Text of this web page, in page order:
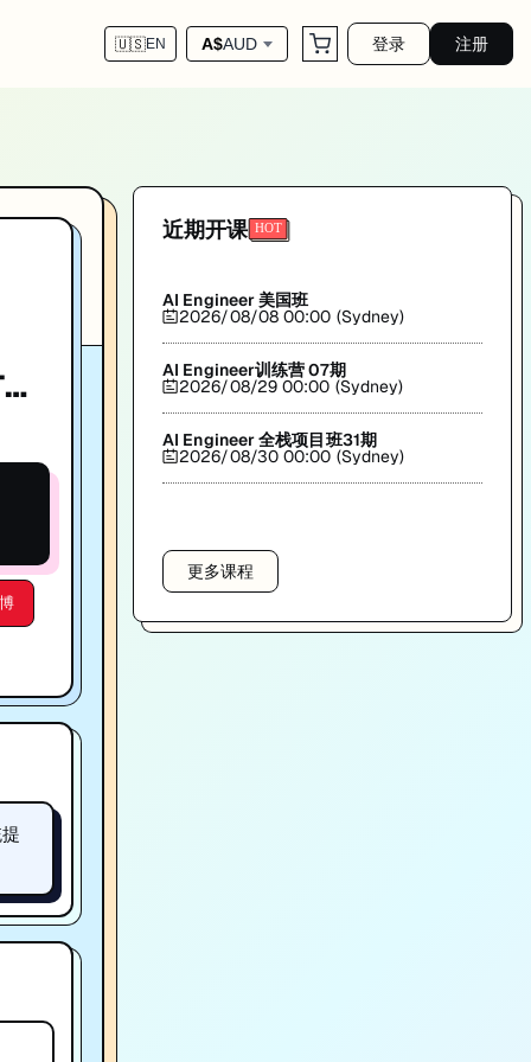
🇺🇸EN A$AUD 登录 注册
近期开课
AI Engineer 美国班
2026/08/08 00:00 (Sydney)
AI Engineer训练营 07期
2026/08/29 00:00 (Sydney)
AI Engineer 全栈项目班31期
2026/08/30 00:00 (Sydney)
更多课程